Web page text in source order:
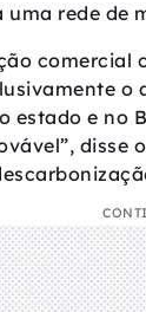
rede de
comercial
o
estado e no
disse